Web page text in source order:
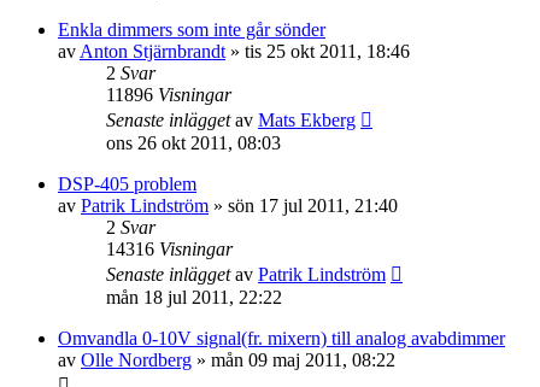
Enkla dimmers som inte går sönder
av Anton Stjärnbrandt » tis 25 okt 2011, 18:46
2 Svar
11896 Visningar
Senaste inläggetav Mats Ekberg
ons 26 okt 2011, 08:03
DSP-405 problem
av Patrik Lindström » sön 17 jul 2011, 21:40
2 Svar
14316 Visningar
Senaste inläggetav Patrik Lindström
mån 18 jul 2011, 22:22
Omvandla 0-10V signal(fr. mixern) till analog avabdimmer
av Olle Nordberg » mån 09 maj 2011, 08:22